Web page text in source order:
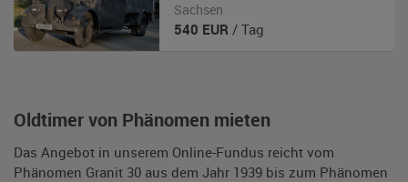
Oldtimer von Phänomen mieten
Das Angebot in unserem Online-Fundus reicht vom
Phänomen Granit 30 aus dem Jahr 1939 bis zum Phänomen
Sachsen
540 EUR / Tag